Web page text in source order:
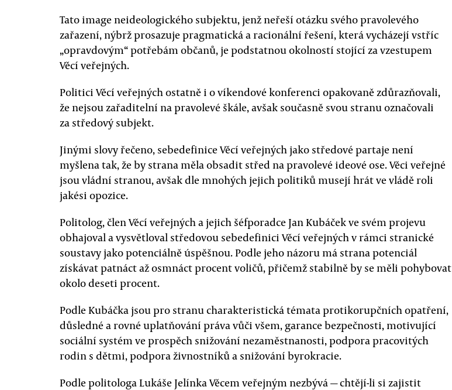
Tato image neideologického subjektu, jenž neřeší otázku svého pravolevého
zařazení, nýbrž prosazuje pragmatická a racionální řešení, která vycházejí vstříc
„opravdovým“ potřebám občanů, je podstatnou okolností stojící za vzestupem
Věcí veřejných.
Politici Věcí veřejných ostatně i o víkendové konferenci opakovaně zdůrazňovali,
že nejsou zařaditelní na pravolevé škále, avšak současně svou stranu označovali
za středový subjekt.
Jinými slovy řečeno, sebedefinice Věcí veřejných jako středové partaje není
myšlena tak, že by strana měla obsadit střed na pravolevé ideové ose. Věci veřejné
jsou vládní stranou, avšak dle mnohých jejich politiků musejí hrát ve vládě roli
jakési opozice.
Politolog, člen Věcí veřejných a jejich šéfporadce Jan Kubáček ve svém projevu
obhajoval a vysvětloval středovou sebedefinici Věcí veřejných v rámci stranické
soustavy jako potenciálně úspěšnou. Podle jeho názoru má strana potenciál
získávat patnáct až osmnáct procent voličů, přičemž stabilně by se měli pohybovat
okolo deseti procent.
Podle Kubáčka jsou pro stranu charakteristická témata protikorupčních opatření,
důsledné a rovné uplatňování práva vůči všem, garance bezpečnosti, motivující
sociální systém ve prospěch snižování nezaměstnanosti, podpora pracovitých
rodin s dětmi, podpora živnostníků a snižování byrokracie.
Podle politologa Lukáše Jelínka Věcem veřejným nezbývá — chtějí-li si zajistit